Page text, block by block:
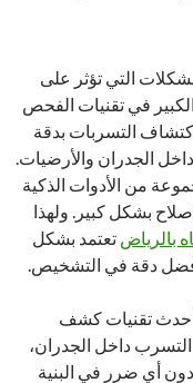
التي تؤثر على
في تقنيات الفحص
التسربات بدقة
الجدران والأرضيات.
من الأدوات الذكية
بشكل كبير. ولهذا
بالرياض تعتمد بشكل
دقة في التشخيص.
تقنيات كشف
داخل الجدران،
دون أي ضرر في البنية